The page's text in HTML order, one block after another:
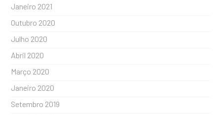
Janeiro 2021
Outubro 2020
Julho 2020
Abril 2020
Março 2020
Janeiro 2020
Setembro 2019